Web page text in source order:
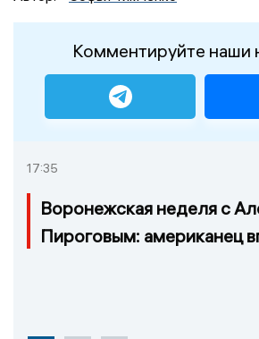
Комментируйте наши
17:35
Воронежская неделя с
Пироговым: американец